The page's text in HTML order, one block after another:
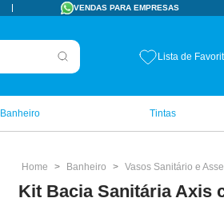
VENDAS PARA EMPRESAS
Lista de
Banheiro Tintas
Banheiro Vasos Sanitário e
Kit Bacia Sanitária Axis